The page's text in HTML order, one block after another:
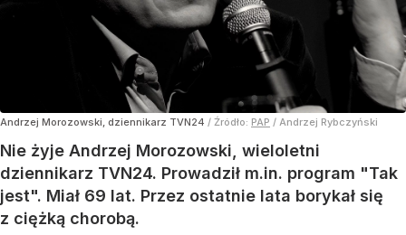
Andrzej Morozowski, dziennikarz TVN24 / Źródło: PAP / Andrzej Rybczyński
Nie żyje Andrzej Morozowski, wieloletni
dziennikarz TVN24. Prowadził m.in. program "Tak
jest". Miał 69 lat. Przez ostatnie lata borykał się
z ciężką chorobą.